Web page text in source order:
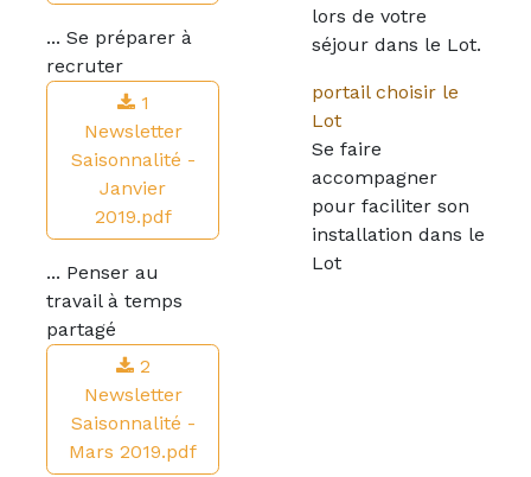
... Se préparer à
recruter
1
Newsletter
Saisonnalité -
Janvier
2019.pdf
... Penser au
travail à temps
partagé
2
Newsletter
Saisonnalité -
Mars 2019.pdf
lors de votre
séjour dans le Lot.
portail choisir le
Lot
Se faire
accompagner
pour faciliter son
installation dans le
Lot